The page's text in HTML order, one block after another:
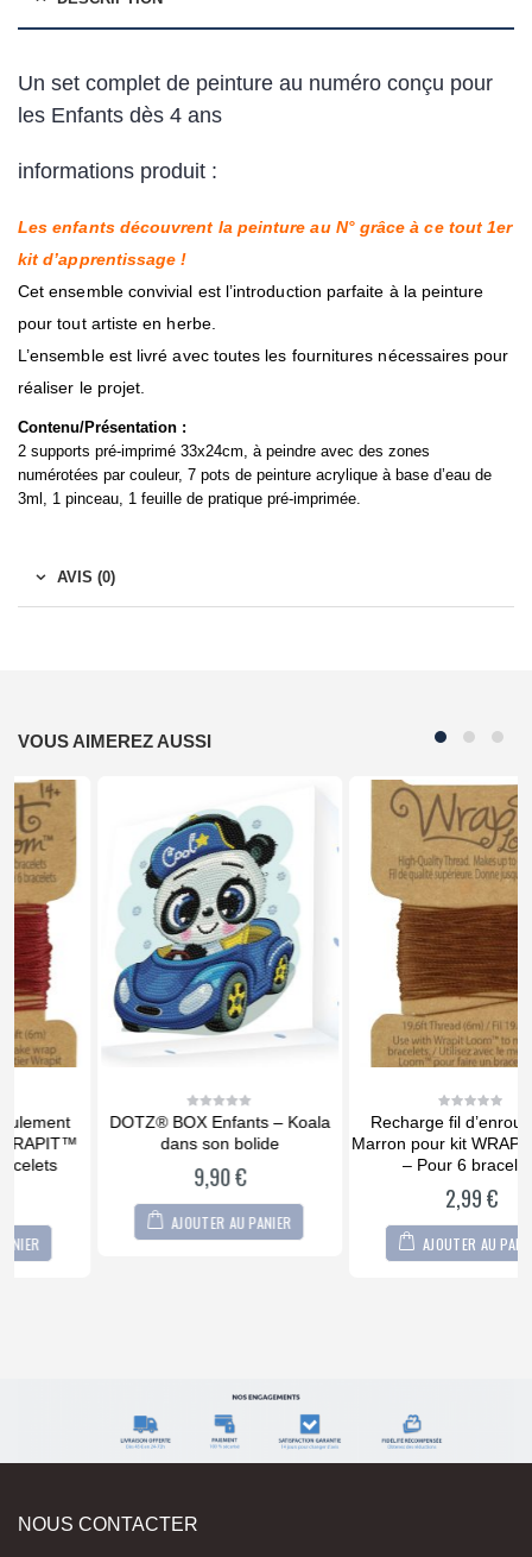
Un set complet de peinture au numéro conçu pour
les Enfants dès 4 ans
informations produit :
Les enfants découvrent la peinture au N° grâce à ce tout 1er
kit d’apprentissage !
Cet ensemble convivial est l’introduction parfaite à la peinture
pour tout artiste en herbe.
L’ensemble est livré avec toutes les fournitures nécessaires pour
réaliser le projet.
Contenu/Présentation :
2 supports pré-imprimé 33x24cm, à peindre avec des zones
numérotées par couleur, 7 pots de peinture acrylique à base d’eau de
3ml, 1 pinceau, 1 feuille de pratique pré-imprimée.
AVIS (0)
VOUS AIMEREZ AUSSI
0
DOTZ® BOX Enfants – Koala
dans son bolide
AJOUTER AU PANIER
of
Recharge fil d’enroulement
Marron pour kit WRAPIT™ PRO
– Pour 6 bracelets
AJOUTER AU PANIER
NOUS CONTACTER